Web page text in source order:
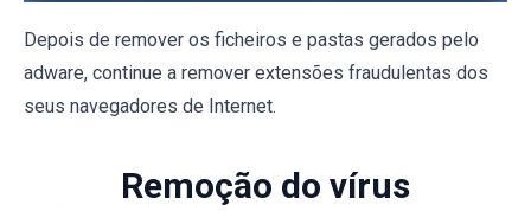
Depois de remover os ficheiros e pastas gerados pelo
adware, continue a remover extensões fraudulentas dos
seus navegadores de Internet.
Remoção do vírus